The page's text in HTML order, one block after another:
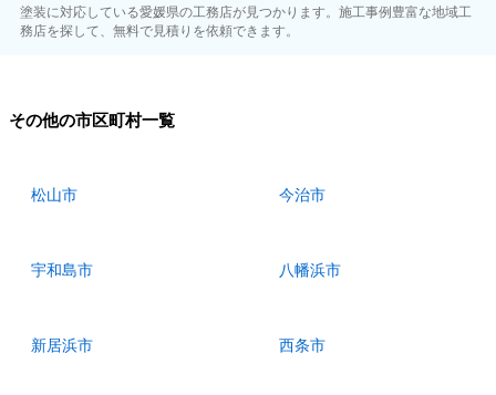
塗装に対応している愛媛県の工務店が見つかります。施工事例豊富な地域工
務店を探して、無料で見積りを依頼できます。
その他の市区町村一覧
松山市 今治市
宇和島市 八幡浜市
新居浜市 西条市